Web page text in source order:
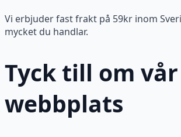
Vi erbjuder fast frakt på 59kr inom
mycket du handlar.
Tyck till om
webbplats